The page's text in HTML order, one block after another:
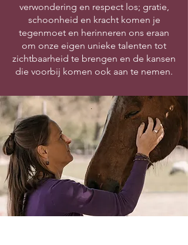
verwondering en respect los; gratie,
schoonheid en kracht komen je
tegenmoet en herinneren ons eraan
om onze eigen unieke talenten tot
zichtbaarheid te brengen en de kansen
die voorbij komen ook aan te nemen.